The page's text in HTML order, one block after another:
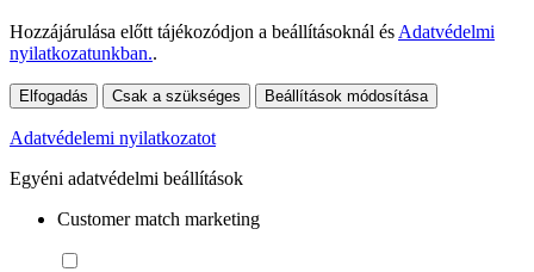
Hozzájárulása előtt tájékozódjon a beállításoknál és Adatvédelmi
nyilatkozatunkban..
Elfogadás Csak a szükséges Beállítások módosítása
Adatvédelemi nyilatkozatot
Egyéni adatvédelmi beállítások
Customer match marketing